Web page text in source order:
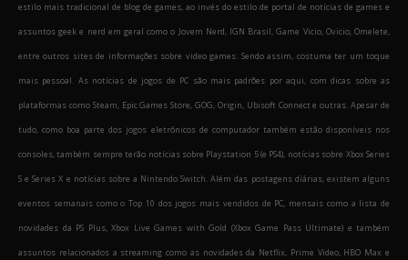
estilo mais tradicional de blog de games, ao invés do estilo de portal de notícias de games e
assuntos geek e nerd em geral como o Jovem Nerd, IGN Brasil, Game Vicio, Ovicio, Omelete,
entre outros sites de informações sobre video games. Sendo assim, costuma ter um toque
mais pessoal. As notícias de jogos de PC são mais padrões por aqui, com dicas sobre as
plataformas como Steam, Epic Games Store, GOG, Origin, Ubisoft Connect e outras. Apesar de
tudo, como boa parte dos jogos eletrônicos de computador também estão disponíveis nos
consoles, também sempre terão notícias sobre Playstation 5 (e PS4), notícias sobre Xbox Series
S e Series X e notícias sobre a Nintendo Switch. Além das postagens diárias, existem alguns
eventos semanais como o Top 10 dos jogos mais vendidos de PC, mensais como a lista de
novidades da PS Plus, Xbox Live Games with Gold (Xbox Game Pass Ultimate) e também
assuntos relacionados a streaming como as novidades da Netflix, Prime Video, HBO Max e